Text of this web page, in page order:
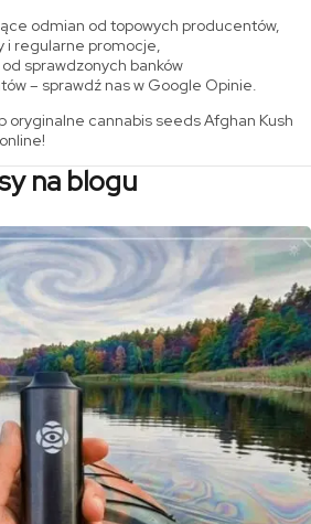
odmian od topowych producentów,
i regularne promocje,
sprawdzonych banków
– sprawdź nas w Google Opinie.
oryginalne cannabis seeds Afghan Kush
na blogu